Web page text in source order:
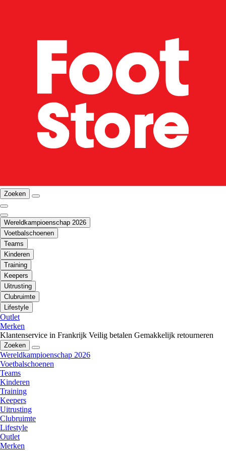
Zoeken
Wereldkampioenschap 2026
Voetbalschoenen
Teams
Kinderen
Training
Keepers
Uitrusting
Clubruimte
Lifestyle
Outlet
Merken
Klantenservice in Frankrijk Veilig betalen Gemakkelijk retourneren
Zoeken
Wereldkampioenschap 2026
Voetbalschoenen
Teams
Kinderen
Training
Keepers
Uitrusting
Clubruimte
Lifestyle
Outlet
Merken